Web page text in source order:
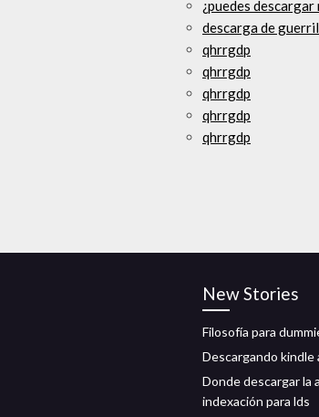
¿puedes descargar
descarga de
qhrrgdp
qhrrgdp
qhrrgdp
qhrrgdp
qhrrgdp
New Stories
Filosofía para
Descargando kindle
Donde descargar la
indexación para lds